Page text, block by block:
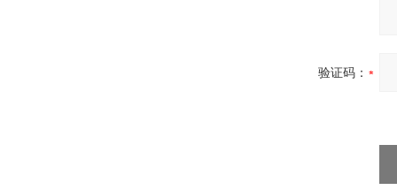
验证码：